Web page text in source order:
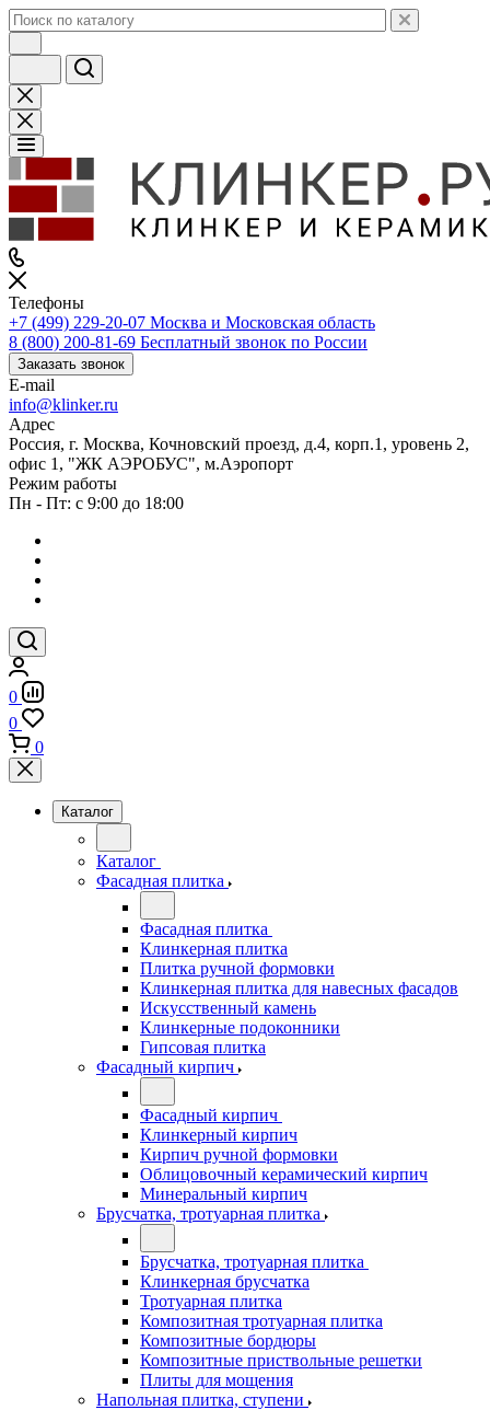
Телефоны
+7 (499) 229-20-07 Москва и Московская область
8 (800) 200-81-69 Бесплатный звонок по России
Заказать звонок
E-mail
info@klinker.ru
Адрес
Россия, г. Москва, Кочновский проезд, д.4, корп.1, уровень 2,
офис 1, "ЖК АЭРОБУС", м.Аэропорт
Режим работы
Пн - Пт: с 9:00 до 18:00
0
0
0
Каталог
Каталог
Фасадная плитка
Фасадная плитка
Клинкерная плитка
Плитка ручной формовки
Клинкерная плитка для навесных фасадов
Искусственный камень
Клинкерные подоконники
Гипсовая плитка
Фасадный кирпич
Фасадный кирпич
Клинкерный кирпич
Кирпич ручной формовки
Облицовочный керамический кирпич
Минеральный кирпич
Брусчатка, тротуарная плитка
Брусчатка, тротуарная плитка
Клинкерная брусчатка
Тротуарная плитка
Композитная тротуарная плитка
Композитные бордюры
Композитные приствольные решетки
Плиты для мощения
Напольная плитка, ступени